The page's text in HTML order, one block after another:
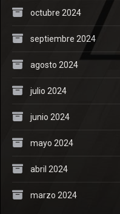
octubre 2024
septiembre 2024
agosto 2024
julio 2024
junio 2024
mayo 2024
abril 2024
marzo 2024